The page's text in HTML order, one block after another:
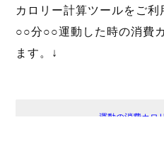
カロリー計算ツールをご利
○○分○○運動した時の消費
ます。↓
運動の消費カロ